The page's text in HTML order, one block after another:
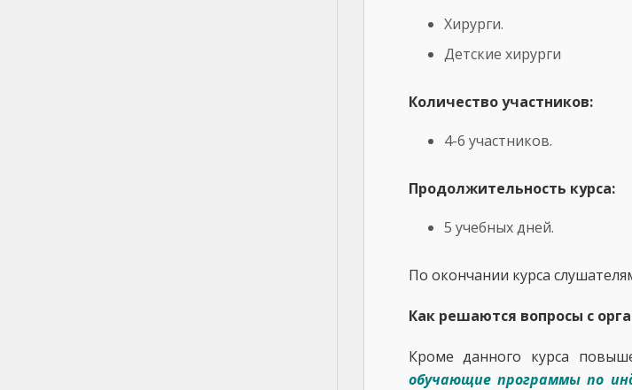
Хирурги.
Детские хирурги
Количество участников:
4-6 участников.
Продолжительность курса:
5 учебных дней.
По окончании курса
Как решаются вопросы с
Кроме данного курса
обучающие программы по